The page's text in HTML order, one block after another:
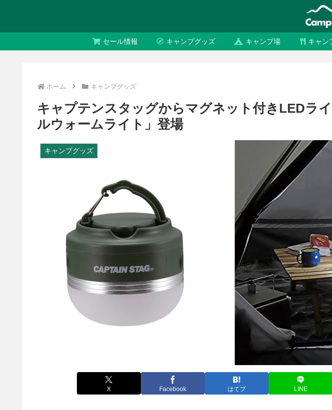
セール情報 キャンプグッズ キャンプ場 キャン
ホーム キャンプグッズ
キャプテンスタッグからマグネット付きLEDラ
ルウォームライト」登場
キャンプグッズ
X Facebook はてブ LINE